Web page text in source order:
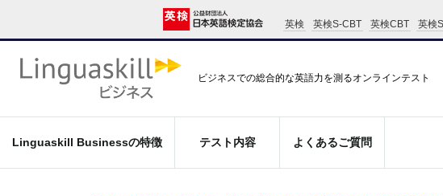
英検 英検S-CBT 英検CBT 英検
ビジネスでの総合的な英語力を測るオンラインテスト
Linguaskill Businessの特徴 テスト内容 よくあるご質問